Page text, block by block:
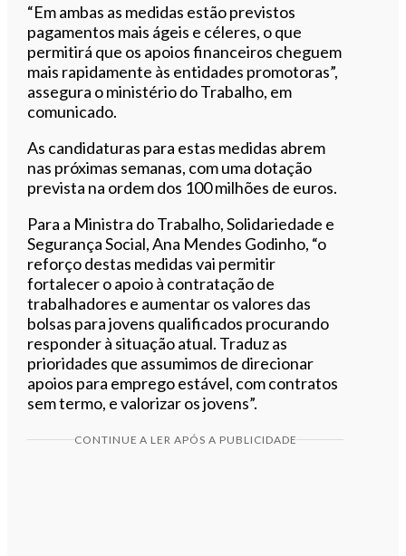
“Em ambas as medidas estão previstos
pagamentos mais ágeis e céleres, o que
permitirá que os apoios financeiros cheguem
mais rapidamente às entidades promotoras”,
assegura o ministério do Trabalho, em
comunicado.
As candidaturas para estas medidas abrem
nas próximas semanas, com uma dotação
prevista na ordem dos 100 milhões de euros.
Para a Ministra do Trabalho, Solidariedade e
Segurança Social, Ana Mendes Godinho, “o
reforço destas medidas vai permitir
fortalecer o apoio à contratação de
trabalhadores e aumentar os valores das
bolsas para jovens qualificados procurando
responder à situação atual. Traduz as
prioridades que assumimos de direcionar
apoios para emprego estável, com contratos
sem termo, e valorizar os jovens”.
CONTINUE A LER APÓS A PUBLICIDADE